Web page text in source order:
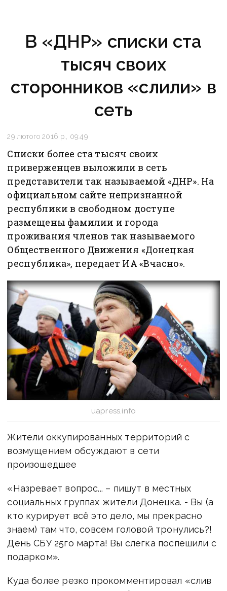
В «ДНР» списки ста
тысяч своих
сторонников «слили» в
сеть
29 лютого 2016 р., 09:49
Списки более ста тысяч своих
приверженцев выложили в сеть
представители так называемой «ДНР». На
официальном сайте непризнанной
республики в свободном доступе
размещены фамилии и города
проживания членов так называемого
Общественного Движения «Донецкая
республика», передает ИА «Вчасно».
uapress.info
Жители оккупированных территорий с
возмущением обсуждают в сети
произошедшее
«Назревает вопрос... – пишут в местных
социальных группах жители Донецка. - Вы (а
кто курирует всё это дело, мы прекрасно
знаем) там что, совсем головой тронулись?!
День СБУ 25го марта! Вы слегка поспешили с
подарком».
Куда более резко прокомментировал «слив